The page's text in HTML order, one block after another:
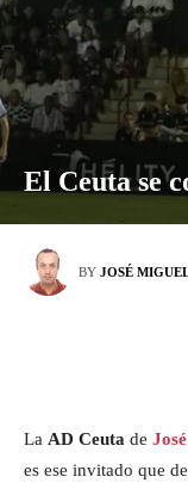
El Ceuta se
BY JOSÉ
La AD Ceuta de
es ese invitado que